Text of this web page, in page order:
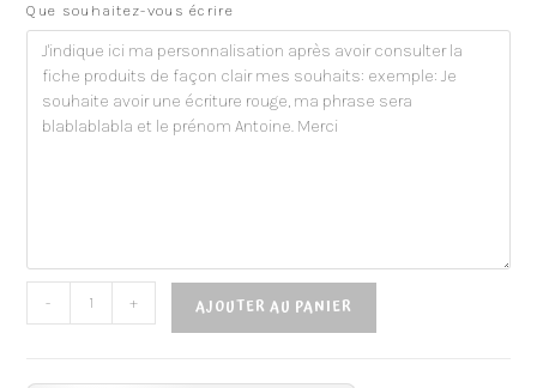
Que souhaitez-vous écrire
- + AJOUTER AU PANIER